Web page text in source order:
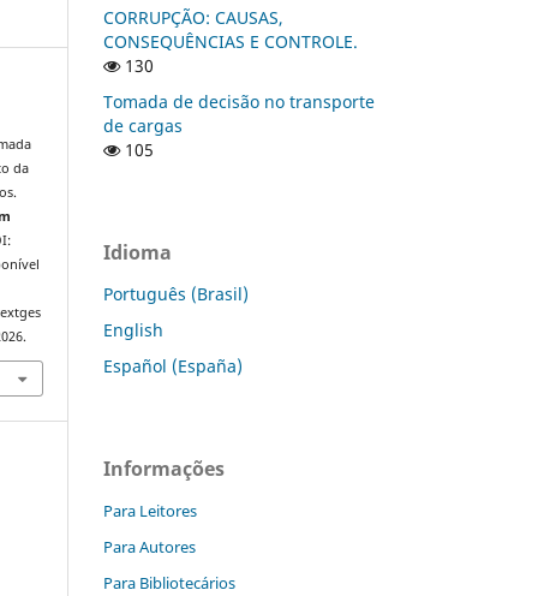
da
CORRUPÇÃO: CAUSAS,
CONSEQUÊNCIAS E CONTROLE.
130
Tomada de decisão no transporte
de cargas
105
Idioma
Português (Brasil)
English
Español (España)
Informações
Para Leitores
Para Autores
Para Bibliotecários